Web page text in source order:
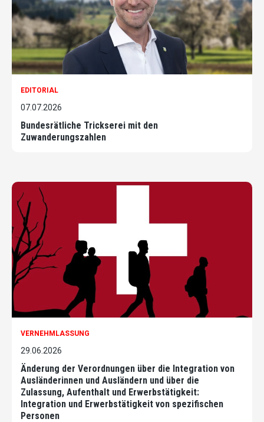
EDITORIAL
07.07.2026
Bundesrätliche Trickserei mit den
Zuwanderungszahlen
VERNEHMLASSUNG
29.06.2026
Änderung der Verordnungen über die Integration von
Ausländerinnen und Ausländern und über die
Zulassung, Aufenthalt und Erwerbstätigkeit:
Integration und Erwerbstätigkeit von spezifischen
Personen